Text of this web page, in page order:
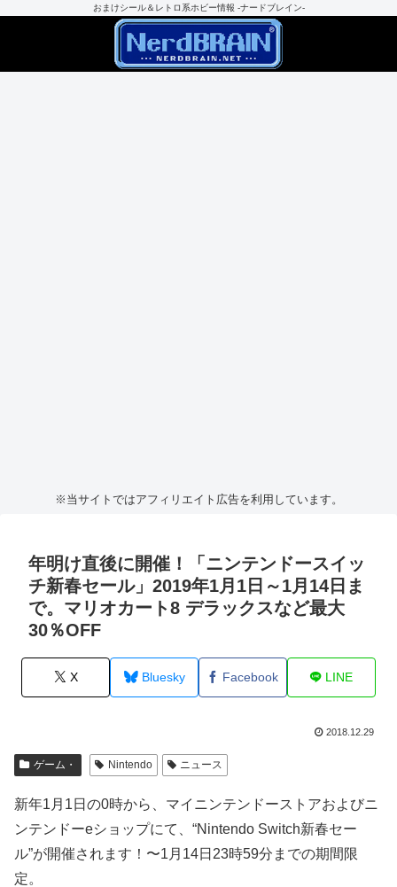
おまけシール＆レトロ系ホビー情報 -ナードブレイン-
※当サイトではアフィリエイト広告を利用しています。
年明け直後に開催！「ニンテンドースイッ
チ新春セール」2019年1月1日～1月14日ま
で。マリオカート8 デラックスなど最大
30％OFF
X Bluesky Facebook LINE
2018.12.29
ゲーム・ Nintendo ニュース
新年1月1日の0時から、マイニンテンドーストアおよびニ
ンテンドーeショップにて、“Nintendo Switch新春セー
ル”が開催されます！〜1月14日23時59分までの期間限
定。